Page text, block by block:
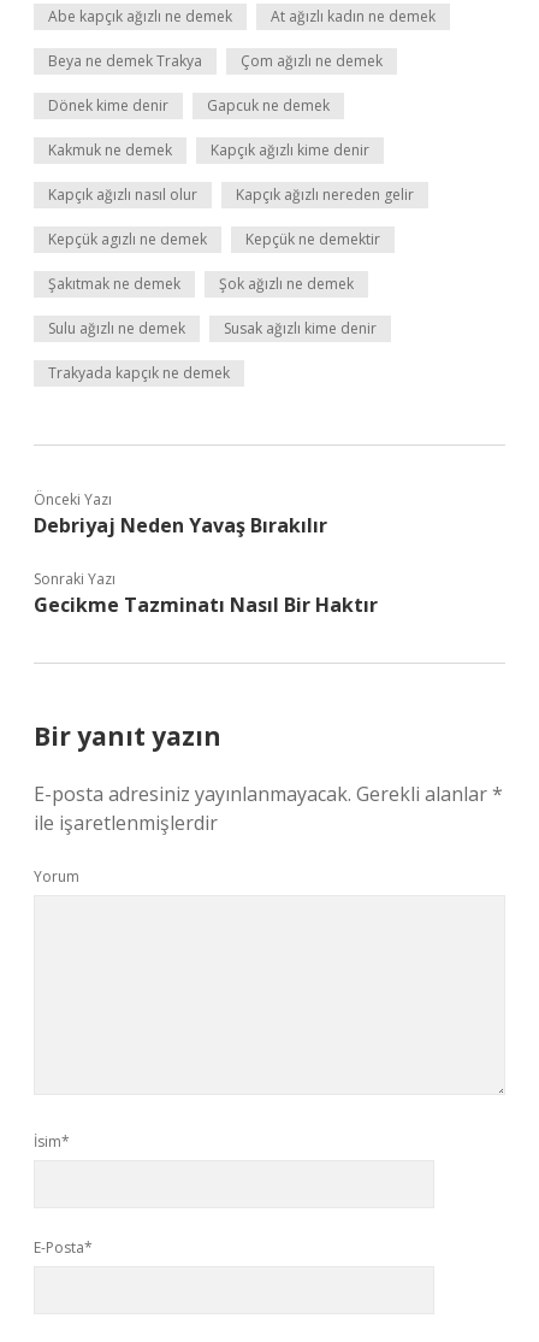
Abe kapçık ağızlı ne demek At ağızlı kadın ne demek
Beya ne demek Trakya Çom ağızlı ne demek
Dönek kime denir Gapcuk ne demek
Kakmuk ne demek Kapçık ağızlı kime denir
Kapçık ağızlı nasıl olur Kapçık ağızlı nereden gelir
Kepçük agızlı ne demek Kepçük ne demektir
Şakıtmak ne demek Şok ağızlı ne demek
Sulu ağızlı ne demek Susak ağızlı kime denir
Trakyada kapçık ne demek
Önceki Yazı
Debriyaj Neden Yavaş Bırakılır
Sonraki Yazı
Gecikme Tazminatı Nasıl Bir Haktır
Bir yanıt yazın
E-posta adresiniz yayınlanmayacak. Gerekli alanlar*
ile işaretlenmişlerdir
Yorum
İsim*
E-Posta*